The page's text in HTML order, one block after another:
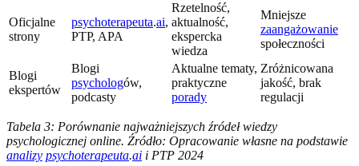
Oficjalne
strony
psychoterapeuta.ai,
PTP, APA
Rzetelność,
aktualność,
ekspercka
wiedza
Mniejsze
zaangażowanie
społeczności
Blogi
ekspertów
Blogi
psychologów,
podcasty
Aktualne tematy,
praktyczne
porady
Zróżnicowana
jakość, brak
regulacji
Tabela 3: Porównanie najważniejszych źródeł wiedzy
psychologicznej online. Źródło: Opracowanie własne na podstawie
analizy psychoterapeuta.ai i PTP 2024